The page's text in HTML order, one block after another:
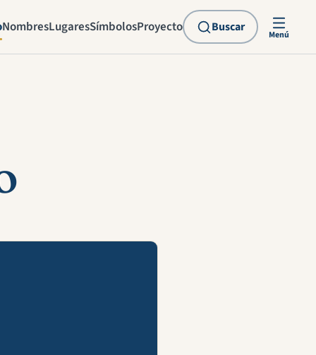
NombresLugaresSímbolosProyecto Buscar
Menú
en vídeo